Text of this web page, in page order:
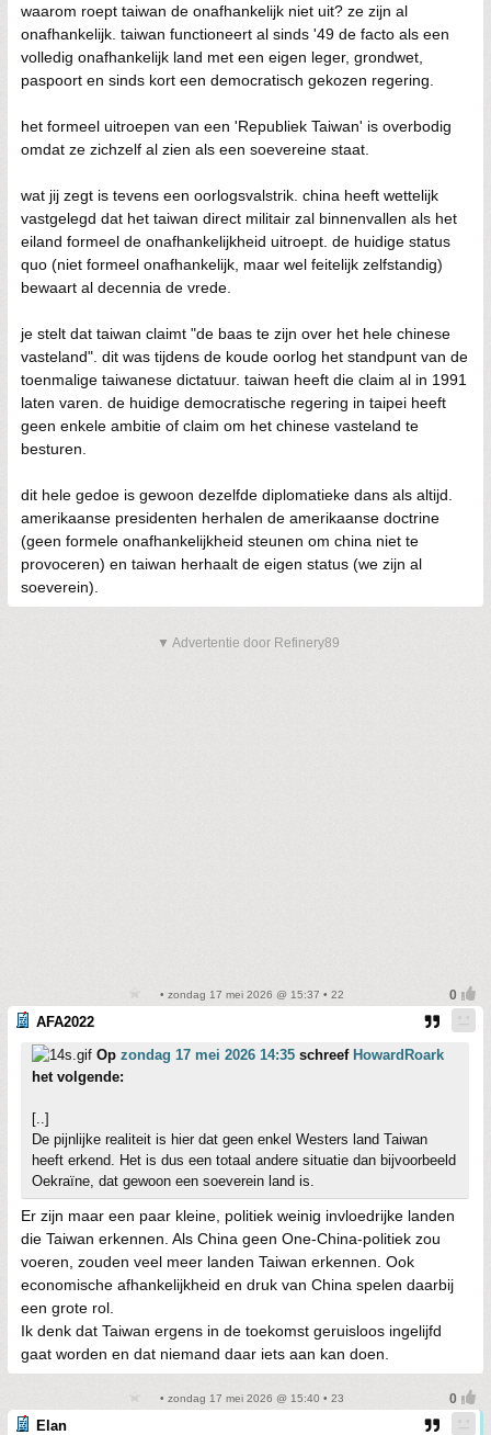
waarom roept taiwan de onafhankelijk niet uit? ze zijn al
onafhankelijk. taiwan functioneert al sinds '49 de facto als een
volledig onafhankelijk land met een eigen leger, grondwet,
paspoort en sinds kort een democratisch gekozen regering.
het formeel uitroepen van een 'Republiek Taiwan' is overbodig
omdat ze zichzelf al zien als een soevereine staat.
wat jij zegt is tevens een oorlogsvalstrik. china heeft wettelijk
vastgelegd dat het taiwan direct militair zal binnenvallen als het
eiland formeel de onafhankelijkheid uitroept. de huidige status
quo (niet formeel onafhankelijk, maar wel feitelijk zelfstandig)
bewaart al decennia de vrede.
je stelt dat taiwan claimt "de baas te zijn over het hele chinese
vasteland". dit was tijdens de koude oorlog het standpunt van de
toenmalige taiwanese dictatuur. taiwan heeft die claim al in 1991
laten varen. de huidige democratische regering in taipei heeft
geen enkele ambitie of claim om het chinese vasteland te
besturen.
dit hele gedoe is gewoon dezelfde diplomatieke dans als altijd.
amerikaanse presidenten herhalen de amerikaanse doctrine
(geen formele onafhankelijkheid steunen om china niet te
provoceren) en taiwan herhaalt de eigen status (we zijn al
soeverein).
▼ Advertentie door Refinery89
• zondag 17 mei 2026 @ 15:37 • 22
AFA2022
Op zondag 17 mei 2026 14:35 schreef HowardRoark
het volgende:
[..]
De pijnlijke realiteit is hier dat geen enkel Westers land Taiwan
heeft erkend. Het is dus een totaal andere situatie dan bijvoorbeeld
Oekraïne, dat gewoon een soeverein land is.
Er zijn maar een paar kleine, politiek weinig invloedrijke landen
die Taiwan erkennen. Als China geen One‑China‑politiek zou
voeren, zouden veel meer landen Taiwan erkennen. Ook
economische afhankelijkheid en druk van China spelen daarbij
een grote rol.
Ik denk dat Taiwan ergens in de toekomst geruisloos ingelijfd
gaat worden en dat niemand daar iets aan kan doen.
• zondag 17 mei 2026 @ 15:40 • 23
Elan